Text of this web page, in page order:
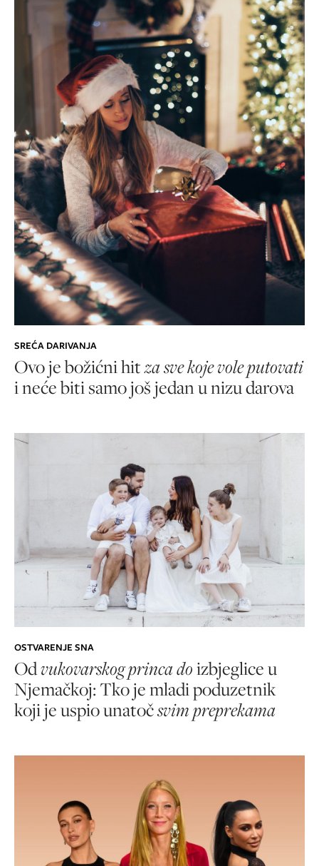
SREĆA DARIVANJA
Ovo je božićni hitza sve koje vole putovati
i neće biti samo još jedan u nizu darova
OSTVARENJE SNA
Odvukovarskog princa doizbjeglice u
Njemačkoj: Tko je mladi poduzetnik
koji je uspio unatočsvim preprekama